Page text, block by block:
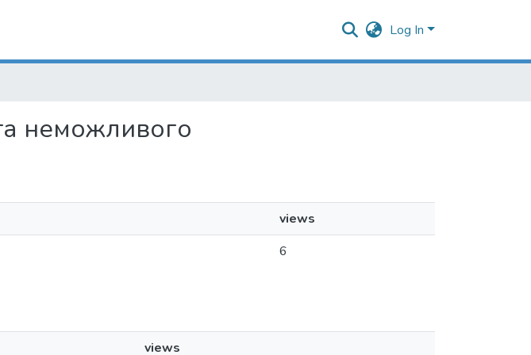
Log In
неможливого
views
6
views